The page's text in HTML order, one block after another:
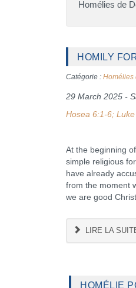
Homélies de
HOMILY
Catégorie : Homélies
29 March 2025 -
Hosea 6:1-6;
At the beginning
simple religious
have already
from the moment
we are good
LIRE LA
HOMÉLIE